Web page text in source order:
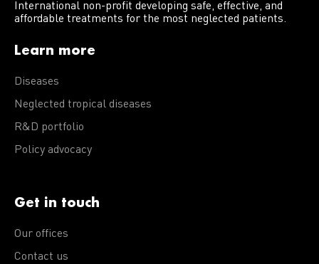
International non-profit developing safe, effective, and
affordable treatments for the most neglected patients.
Learn more
Diseases
Neglected tropical diseases
R&D portfolio
Policy advocacy
Get in touch
Our offices
Contact us